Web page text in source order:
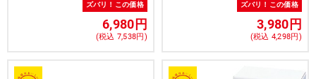
ズバリ！この価格
6,980円
(税込 7,538円)
ズバリ！この価格
3,980円
(税込 4,298円)